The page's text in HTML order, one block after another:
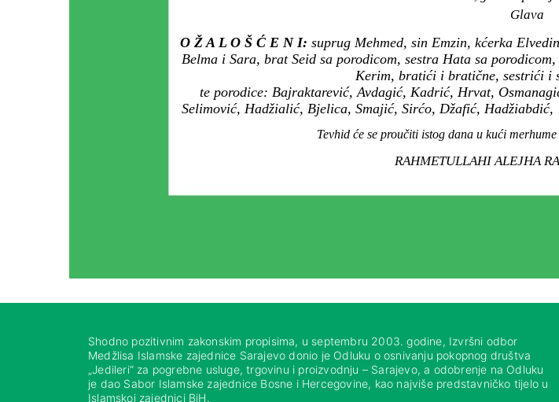
Glava
O Ž A L O Š Ć E N I: suprug Mehmed, sin Emzin, kćerka
Belma i Sara, brat Seid sa porodicom, sestra Hata sa
Kerim, bratići i bratične, sestrići i
te porodice: Bajraktarević, Avdagić, Kadrić, Hrvat,
Selimović, Hadžialić, Bjelica, Smajić, Sirćo, Džafić,
Tevhid će se proučiti istog dana u kući
RAHMETULLAHI ALEJHA
Shodno pozitivnim zakonskim propisima, u septembru 2003. godine, Izvršni odbor
Medžlisa Islamske zajednice Sarajevo donio je Odluku o osnivanju pokopnog društva
„Jedileri“ za pogrebne usluge, trgovinu i proizvodnju – Sarajevo, a odobrenje na Odluku
je dao Sabor Islamske zajednice Bosne i Hercegovine, kao najviše predstavničko tijelo u
Islamskoj zajednici BiH.